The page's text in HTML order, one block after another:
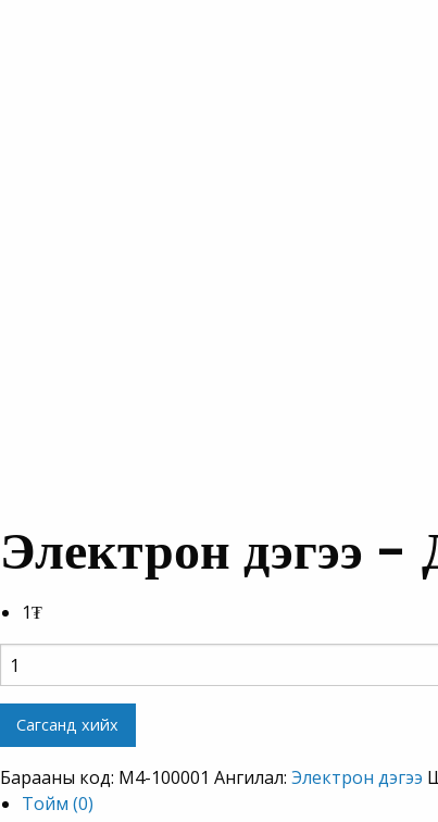
Электрон дэгээ
1₮
дэгээ
-
Даац
(Electronic
Сагсанд хийх
Барааны код: M4-100001 Ангилал: Электрон дэгээ
Тойм (0)